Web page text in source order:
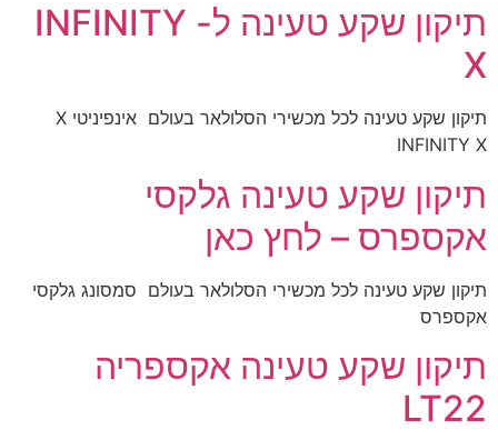
תיקון שקע טעינה ל- INFINITY
X
תיקון שקע טעינה לכל מכשירי הסלולאר בעולם אינפיניטי X
INFINITY X
תיקון שקע טעינה גלקסי
אקספרס – לחץ כאן
תיקון שקע טעינה לכל מכשירי הסלולאר בעולם סמסונג גלקסי
אקספרס
תיקון שקע טעינה אקספריה
LT22